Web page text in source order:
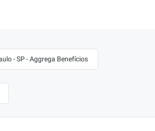
- SP - Aggrega Benefícios